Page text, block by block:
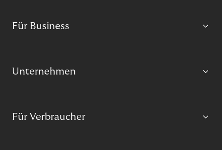
Für Business
Unternehmen
Für Verbraucher